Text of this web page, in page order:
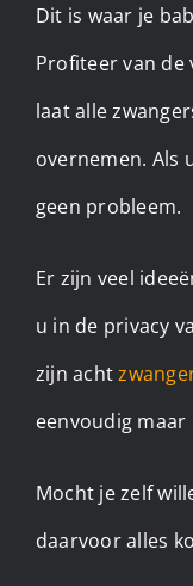
Dit is waar je
Profiteer van de
laat alle
overnemen. Als
geen probleem.
Er zijn veel
u in de privacy
zijn acht
eenvoudig
Mocht je zelf
daarvoor alles